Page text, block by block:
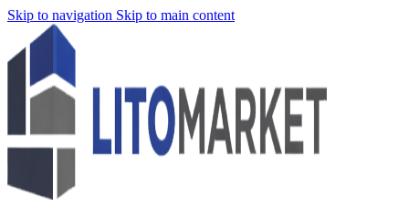
Skip to navigation Skip to main content